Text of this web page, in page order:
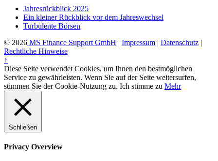
Jahresrückblick 2025
Ein kleiner Rückblick vor dem Jahreswechsel
Turbulente Börsen
© 2026 MS Finance Support GmbH | Impressum | Datenschutz |
Rechtliche Hinweise
↑
Diese Seite verwendet Cookies, um Ihnen den bestmöglichen
Service zu gewährleisten. Wenn Sie auf der Seite weitersurfen,
stimmen Sie der Cookie-Nutzung zu. Ich stimme zu Mehr
Schließen
Privacy Overview